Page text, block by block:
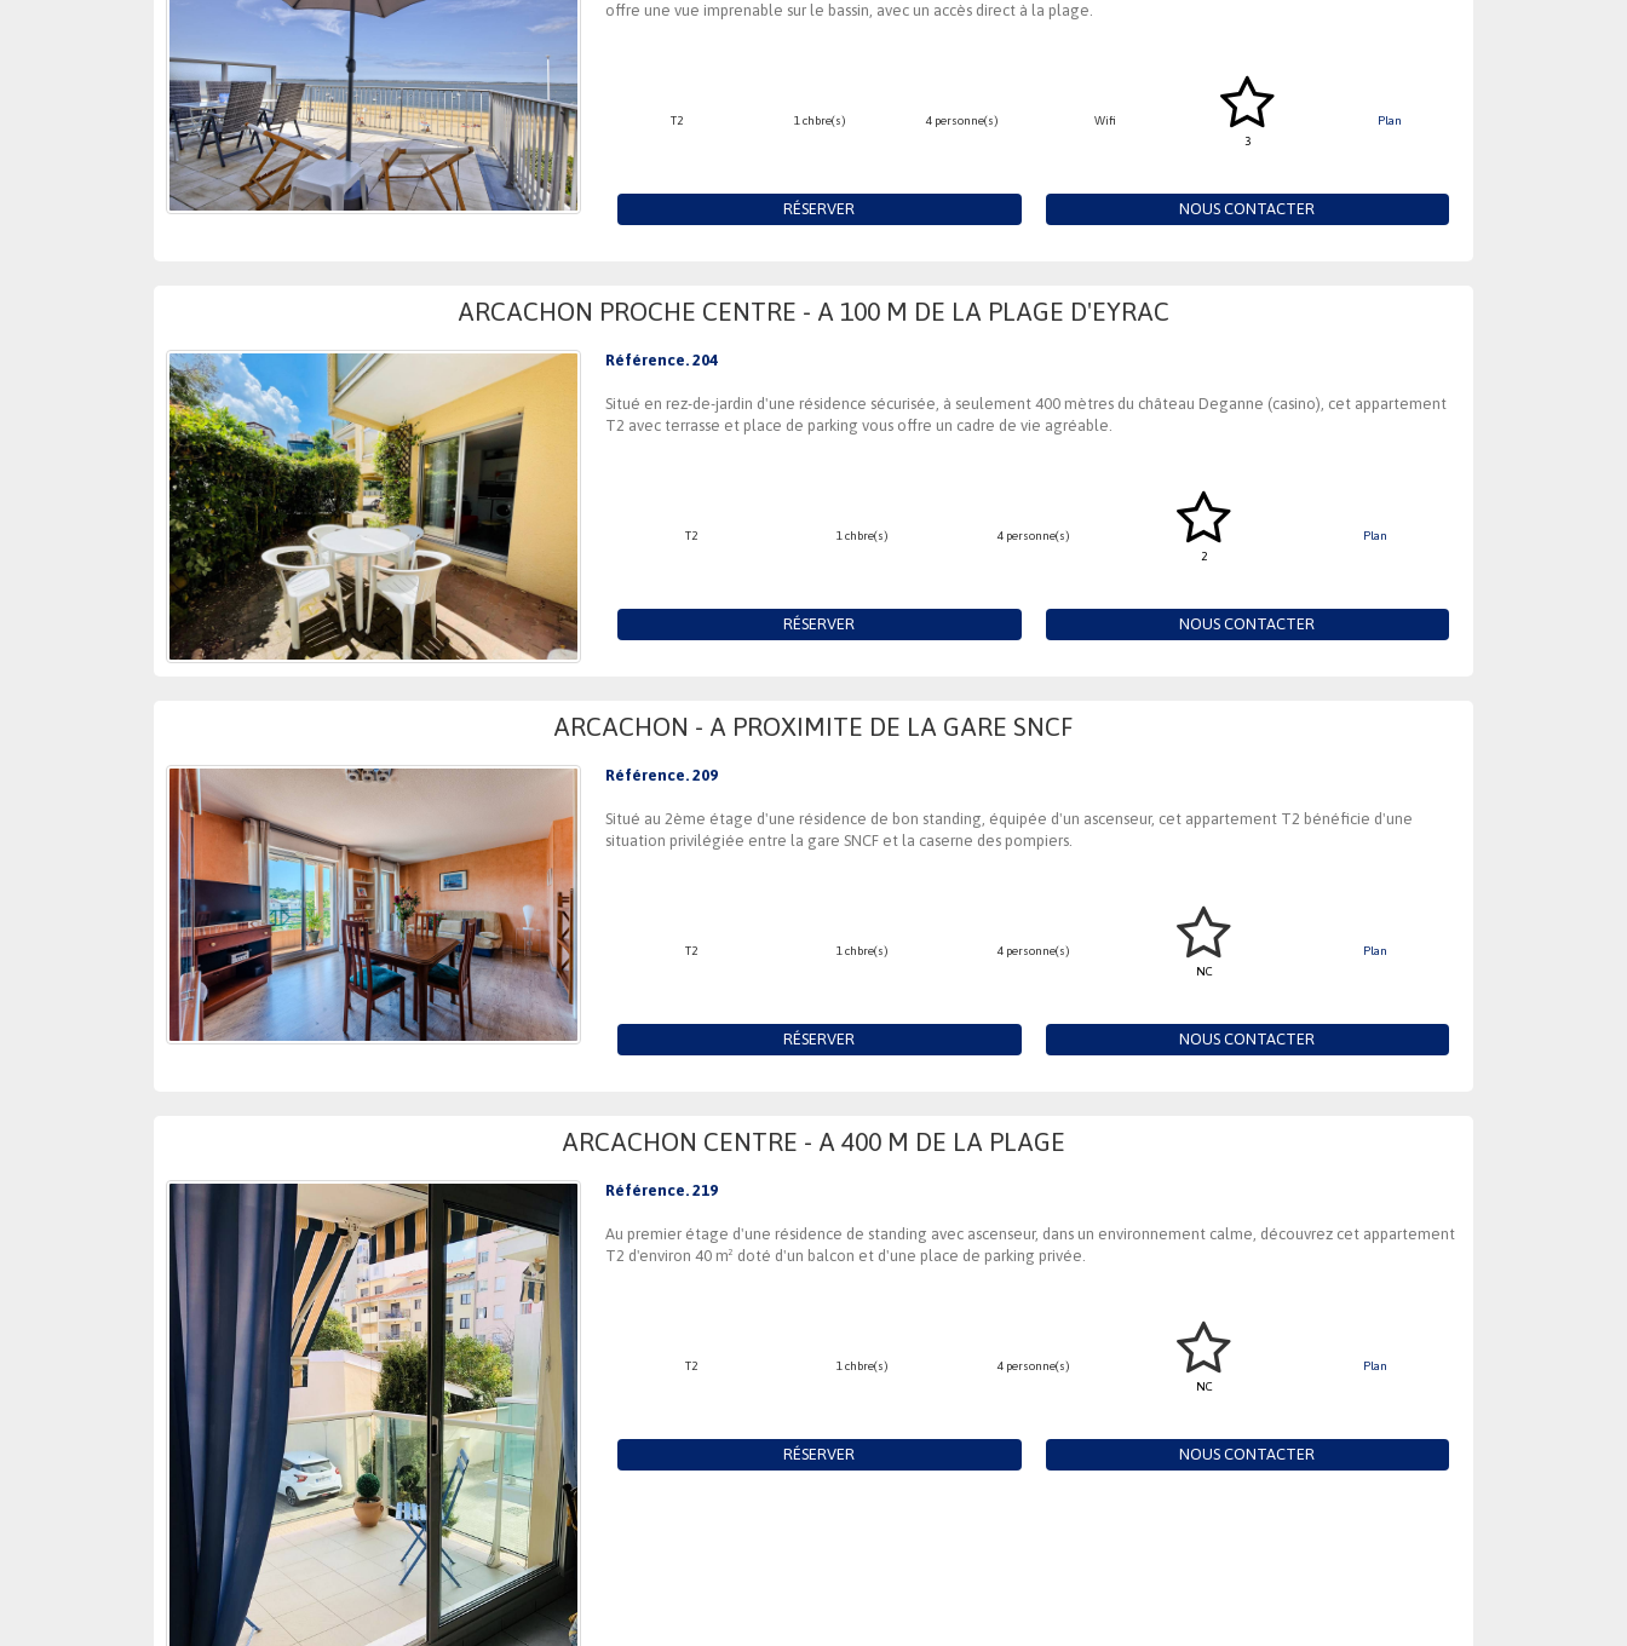
offre une vue imprenable sur le bassin, avec un accès direct à la plage.
T2 1 chbre(s) 4 personne(s)
Wifi
3
Plan
RÉSERVER NOUS CONTACTER
ARCACHON PROCHE CENTRE - A 100 M DE LA PLAGE D'EYRAC
Référence. 204
Situé en rez-de-jardin d'une résidence sécurisée, à seulement 400 mètres du château Deganne (casino), cet appartement
T2 avec terrasse et place de parking vous offre un cadre de vie agréable.
T2 1 chbre(s)
4 personne(s)
2
Plan
RÉSERVER NOUS CONTACTER
ARCACHON - A PROXIMITE DE LA GARE SNCF
Référence. 209
Situé au 2ème étage d'une résidence de bon standing, équipée d'un ascenseur, cet appartement T2 bénéficie d'une
situation privilégiée entre la gare SNCF et la caserne des pompiers.
T2 1 chbre(s)
4 personne(s)
NC
Plan
RÉSERVER NOUS CONTACTER
ARCACHON CENTRE - A 400 M DE LA PLAGE
Référence. 219
Au premier étage d'une résidence de standing avec ascenseur, dans un environnement calme, découvrez cet appartement
T2 d'environ 40 m² doté d'un balcon et d'une place de parking privée.
T2 1 chbre(s)
4 personne(s)
NC
Plan
RÉSERVER NOUS CONTACTER